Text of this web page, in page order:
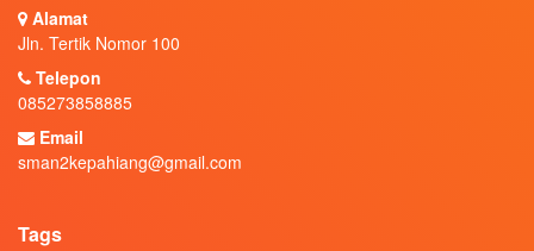
Alamat
Jln. Tertik Nomor 100
Telepon
085273858885
Email
sman2kepahiang@gmail.com
Tags